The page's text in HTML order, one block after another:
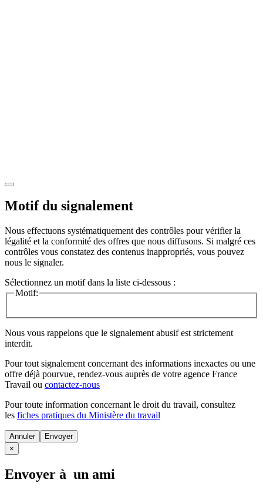
Motif du signalement
Nous effectuons systématiquement des contrôles pour vérifier la
légalité et la conformité des offres que nous diffusons. Si malgré ces
contrôles vous constatez des contenus inappropriés, vous pouvez
nous le signaler.
Sélectionnez un motif dans la liste ci-dessous :
Motif:
Nous vous rappelons que le signalement abusif est strictement
interdit.
Pour tout signalement concernant des informations inexactes ou une
offre déjà pourvue, rendez-vous auprès de votre agence France
Travail ou contactez-nous
Pour toute information concernant le droit du travail, consultez
les fiches pratiques du Ministère du travail
Annuler
×
Envoyer à un ami